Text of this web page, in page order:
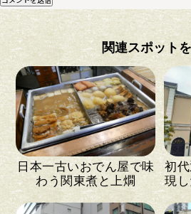
関連スポット
日本一古いおでん屋で味
わう関東煮と上燗
初
現